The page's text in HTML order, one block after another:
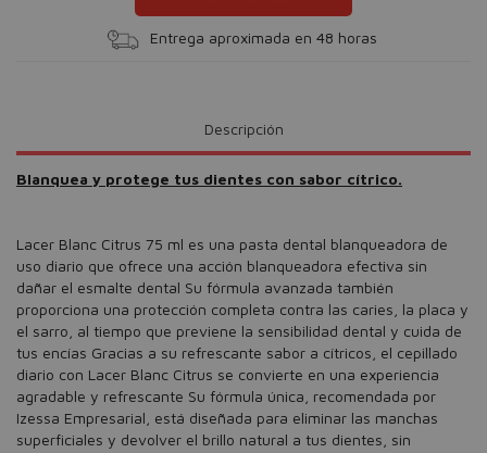
Entrega aproximada en 48 horas
Descripción
Blanquea y protege tus dientes con sabor cítrico.
Lacer Blanc Citrus 75 ml es una pasta dental blanqueadora de
uso diario que ofrece una acción blanqueadora efectiva sin
dañar el esmalte dental Su fórmula avanzada también
proporciona una protección completa contra las caries, la placa y
el sarro, al tiempo que previene la sensibilidad dental y cuida de
tus encías Gracias a su refrescante sabor a cítricos, el cepillado
diario con Lacer Blanc Citrus se convierte en una experiencia
agradable y refrescante Su fórmula única, recomendada por
Izessa Empresarial, está diseñada para eliminar las manchas
superficiales y devolver el brillo natural a tus dientes, sin